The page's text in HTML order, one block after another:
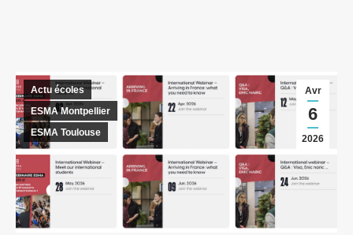
Avr
6
2026
Actu écoles
ESMA Montpellier
ESMA Toulouse